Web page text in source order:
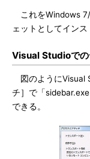
これをWindows
ェットとしてインス
Visual Studioでの
図のようにVisual
チ］で「
できる。